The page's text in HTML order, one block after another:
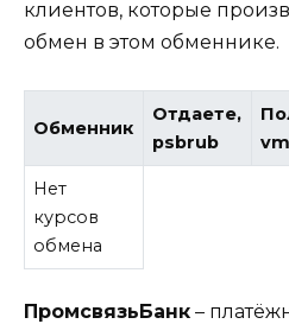
клиентов, которые
обмен в этом обменнике.
Обменник
Отдаете,
psbrub
Нет
курсов
обмена
ПромсвязьБанк –